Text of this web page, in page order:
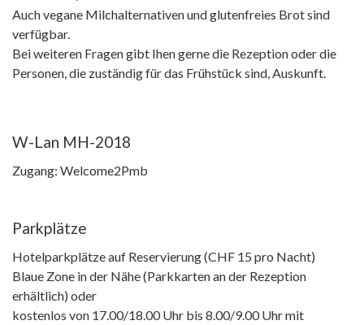
Auch vegane Milchalternativen und glutenfreies Brot sind
verfügbar.
Bei weiteren Fragen gibt Ihen gerne die Rezeption oder die
Personen, die zuständig für das Frühstück sind, Auskunft.
W-Lan MH-2018
Zugang: Welcome2Pmb
Parkplätze
Hotelparkplätze auf Reservierung (CHF 15 pro Nacht)
Blaue Zone in der Nähe (Parkkarten an der Rezeption
erhältlich) oder
kostenlos von 17.00/18.00 Uhr bis 8.00/9.00 Uhr mit